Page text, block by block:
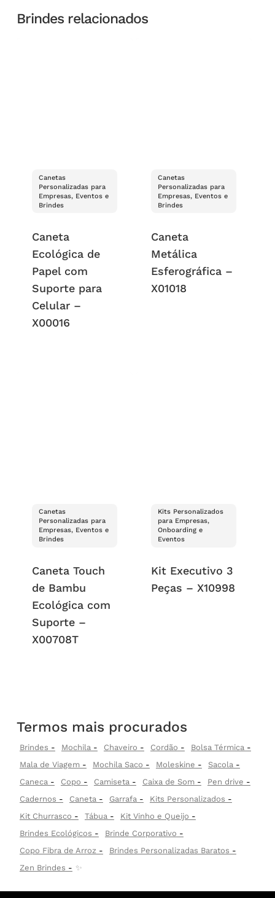
Brindes relacionados
Canetas
Personalizadas para
Empresas, Eventos e
Brindes
Caneta
Ecológica de
Papel com
Suporte para
Celular –
X00016
Canetas
Personalizadas para
Empresas, Eventos e
Brindes
Caneta
Metálica
Esferográfica –
X01018
Canetas
Personalizadas para
Empresas, Eventos e
Brindes
Caneta Touch
de Bambu
Ecológica com
Suporte –
X00708T
Kits Personalizados
para Empresas,
Onboarding e
Eventos
Kit Executivo 3
Peças – X10998
Termos mais procurados
Brindes Mochila Chaveiro Cordão
Bolsa Térmica
Mala de Viagem
Mochila Saco Moleskine
Sacola
Caneca
Copo Camiseta Caixa de Som
Pen drive
Cadernos
Caneta Garrafa
Kits Personalizados
Kit Churrasco
Tábua
Kit Vinho e Queijo
Brindes Ecológicos
Brinde Corporativo
Copo Fibra de Arroz
Brindes Personalizadas Baratos
Zen Brindes
✨